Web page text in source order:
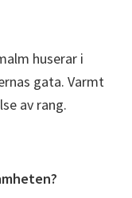
huserar i
gata. Varmt
av rang.